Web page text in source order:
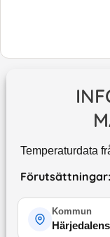
Temperaturdata
Förutsättningar:
Kommun